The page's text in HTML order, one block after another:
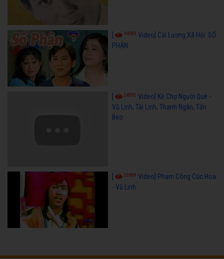
34585 Video] Cải Lương Xã Hội: SỐ
PHẬN
24592 Video] Kẻ Chợ Người Quê -
Vũ Linh, Tài Linh, Thanh Ngân, Tấn
Beo
23609 Video] Phạm Công Cúc Hoa
- Vũ Linh